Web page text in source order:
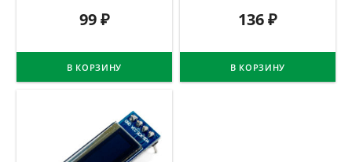
99₽
В КОРЗИНУ
136₽
В КОРЗИНУ